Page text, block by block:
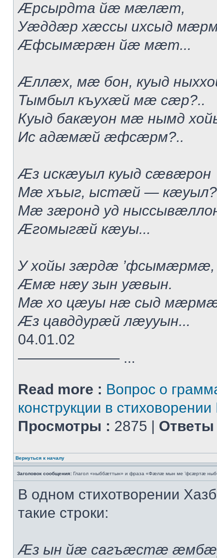
Æрсырдта йæ мæлæт,
Уæддæр хæссы ихсыд
Æфсымæрæн йæ мæт...
Æллæх, мæ бон, куыд
Тымбыл къухæй мæ сæр?..
Куыд бакæуон мæ нымд
Ис адæмæй æфсæрм?..
Æз искæуыл куыд сæвæрон
Мæ хъыг, ыстæй —
Мæ зæронд уд
Æгомыгæй кæуы...
У хойы зæрдæ
Æмæ нæу зын уæвын.
Мæ хо цæуы нæ сыд
Æз цавддурæй лæууын...
04.01.02
——————— ...
Read more : Вопрос о
конструкции в
Просмотры : 2875 | Ответы
Вернуться к началу
Заголовок сообщения: Глагол «ныббæттын» и фраза «Фæлæ мын ме ’фсæртæ
В одном стихотворении
такие строки:
Æз ын йæ сагъæстæ